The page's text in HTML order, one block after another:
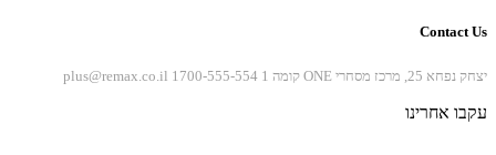
Contact Us
יצחק נפחא 25, מרכז מסחרי ONE קומה 1 1700-555-554
plus@remax.co.il
עקבו אחרינו